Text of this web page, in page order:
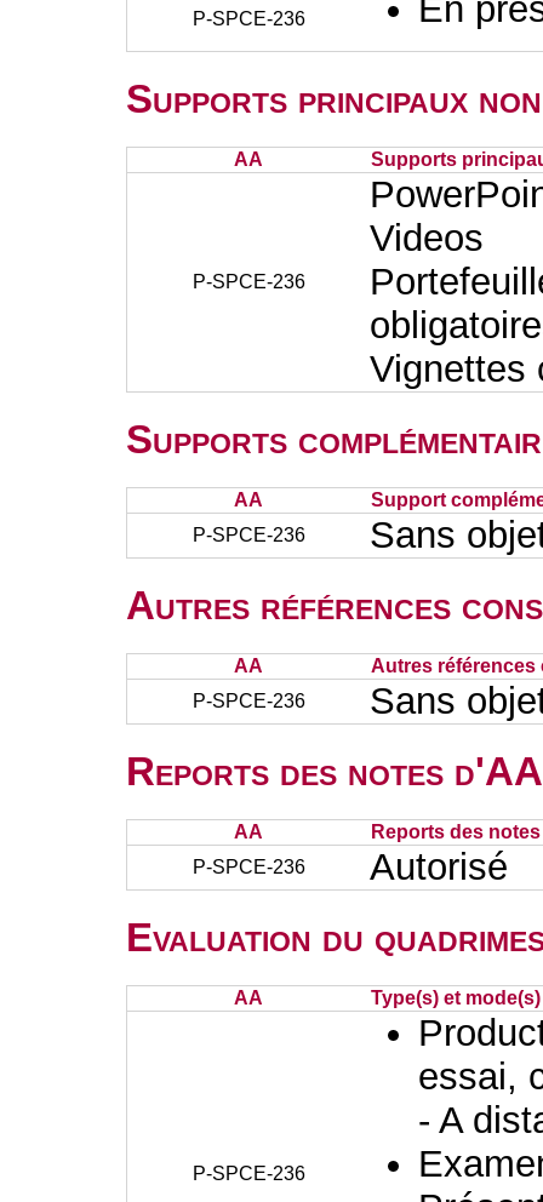
P-SPCE-236 En
Supports principaux
AA Supports
P-SPCE-236
Videos
Vignettes
Supports
AA
Support
P-SPCE-236
Sans
Autres références
AA
Autres références
P-SPCE-236
Sans
Reports des notes
AA
Reports des
P-SPCE-236
Autorisé
Evaluation du
AA Type(s) et
P-SPCE-236
essai,
- A